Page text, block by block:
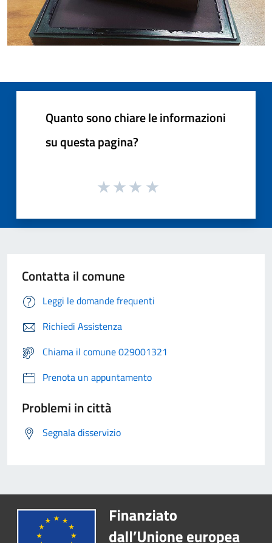
Quanto sono chiare le informazioni
su questa pagina?
Contatta il comune
Leggi le domande frequenti
Richiedi Assistenza
Chiama il comune 029001321
Prenota un appuntamento
Problemi in città
Segnala disservizio